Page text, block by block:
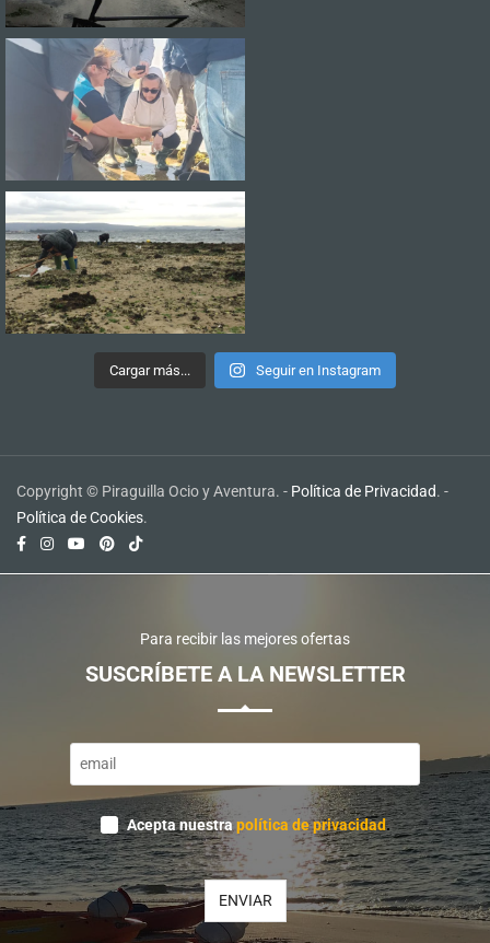
Cargar más... Seguir en Instagram
Copyright © Piraguilla Ocio y Aventura. - Política de Privacidad. -
Política de Cookies.
Para recibir las mejores ofertas
SUSCRÍBETE A LA NEWSLETTER
Contact
Email *
Acepta nuestra política de privacidad.
ENVIAR